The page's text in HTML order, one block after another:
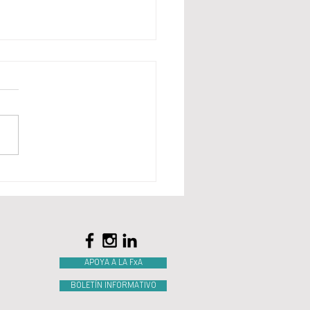
APOYA A LA FxA
BOLETÍN INFORMATIVO